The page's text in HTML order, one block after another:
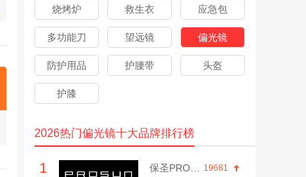
烧烤炉 救生衣 应急包
多功能刀 望远镜 偏光镜
防护用品 护腰带 头盔
护膝
2026热门偏光镜十大品牌排行榜
1 19681
保圣PROSUN